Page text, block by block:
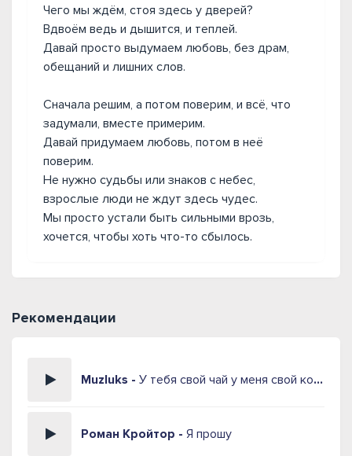
Чего мы ждём, стоя здесь у дверей?
Вдвоём ведь и дышится, и теплей.
Давай просто выдумаем любовь, без драм,
обещаний и лишних слов.
Сначала решим, а потом поверим, и всё, что
задумали, вместе примерим.
Давай придумаем любовь, потом в неё
поверим.
Не нужно судьбы или знаков с небес,
взрослые люди не ждут здесь чудес.
Мы просто устали быть сильными врозь,
хочется, чтобы хоть что-то сбылось.
Рекомендации
Muzluks - У тебя свой чай у меня свой кофе
Роман Кройтор - Я прошу